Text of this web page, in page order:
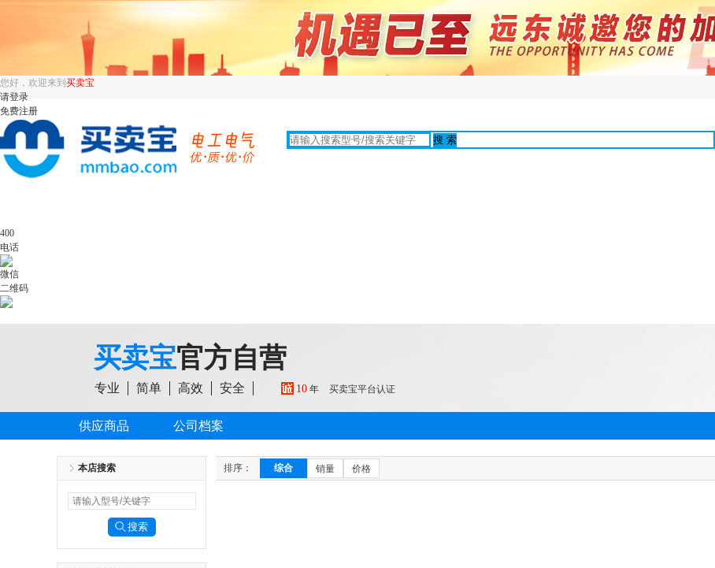
您好，欢迎来到 买卖宝
请登录
免费注册
400
电话
微信
二维码
买卖宝官方自营
专业 简单 高效 安全 10 年 买卖宝平台认证
供应商品 公司档案
排序： 综合 销量 价格
本店搜索